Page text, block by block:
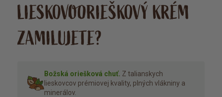
LIESKOVOORIEŠKOVÝ KRÉM
ZAMILUJETE?
Božská oriešková chuť. Z talianskych
lieskovcov prémiovej kvality, plných vlákniny a
minerálov.